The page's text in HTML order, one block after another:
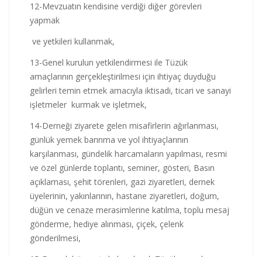
12-Mevzuatın kendisine verdiği diğer görevleri
yapmak
ve yetkileri kullanmak,
13-Genel kurulun yetkilendirmesi ile Tüzük
amaçlarının gerçekleştirilmesi için ihtiyaç duyduğu
gelirleri temin etmek amacıyla iktisadi, ticari ve sanayi
işletmeler kurmak ve işletmek,
14-Derneği ziyarete gelen misafirlerin ağırlanması,
günlük yemek barınma ve yol ihtiyaçlarının
karşılanması, gündelik harcamaların yapılması, resmi
ve özel günlerde toplantı, seminer, gösteri, Basın
açıklaması, şehit törenleri, gazi ziyaretleri, dernek
üyelerinin, yakınlarının, hastane ziyaretleri, doğum,
düğün ve cenaze merasimlerine katılma, toplu mesaj
gönderme, hediye alınması, çiçek, çelenk
gönderilmesi,